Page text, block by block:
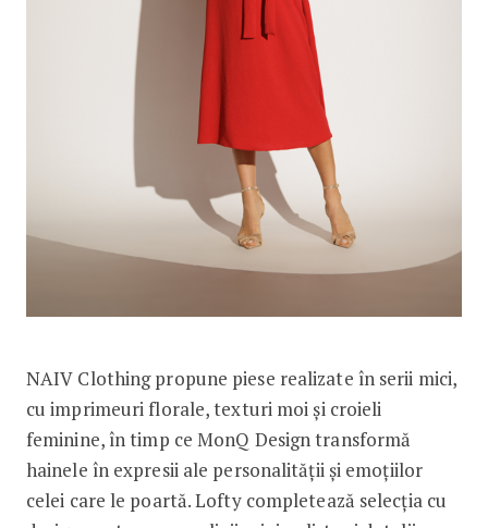
NAIV Clothing propune piese realizate în serii mici,
cu imprimeuri florale, texturi moi și croieli
feminine, în timp ce MonQ Design transformă
hainele în expresii ale personalității și emoțiilor
celei care le poartă. Lofty completează selecția cu